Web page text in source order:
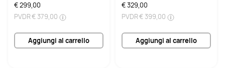
€ 299,00
PVDR€ 379,00
Aggiungi al carrello
€ 329,00
PVDR€ 399,00
Aggiungi al carrello